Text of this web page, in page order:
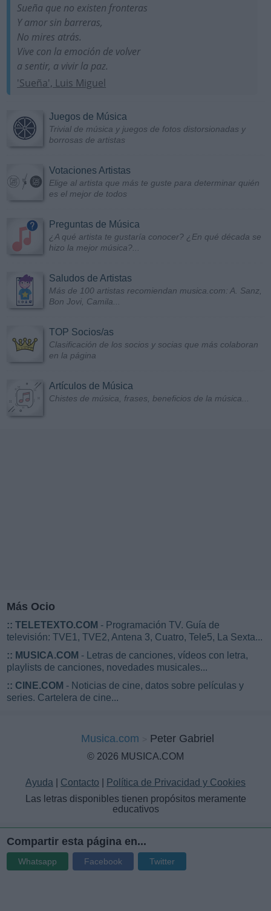
Sueña que no existen fronteras
Y amor sin barreras,
No mires atrás.
Vive con la emoción de volver
a sentir, a vivir la paz.
'Sueña', Luis Miguel
Juegos de Música
Trivial de música y juegos de fotos distorsionadas y
borrosas de artistas
Votaciones Artistas
Elige al artista que más te guste para determinar quién
es el mejor de todos
Preguntas de Música
¿A qué artista te gustaría conocer? ¿En qué década se
hizo la mejor música?...
Saludos de Artistas
Más de 100 artistas recomiendan musica.com: A. Sanz,
Bon Jovi, Camila...
TOP Socios/as
Clasificación de los socios y socias que más colaboran
en la página
Artículos de Música
Chistes de música, frases, beneficios de la música...
Más Ocio
:: TELETEXTO.COM - Programación TV. Guía de
televisión: TVE1, TVE2, Antena 3, Cuatro, Tele5, La Sexta...
:: MUSICA.COM - Letras de canciones, vídeos con letra,
playlists de canciones, novedades musicales...
:: CINE.COM - Noticias de cine, datos sobre películas y
series. Cartelera de cine...
Musica.com Peter Gabriel
© 2026 MUSICA.COM
Ayuda Contacto
Política de Privacidad y Cookies
Las letras disponibles tienen propósitos meramente
educativos
Compartir esta página en...
Whatsapp Facebook Twitter